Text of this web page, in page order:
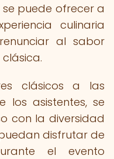
puede ofrecer a
culinaria
al sabor
clásicos a las
los asistentes, se
con la diversidad
disfrutar de
el evento